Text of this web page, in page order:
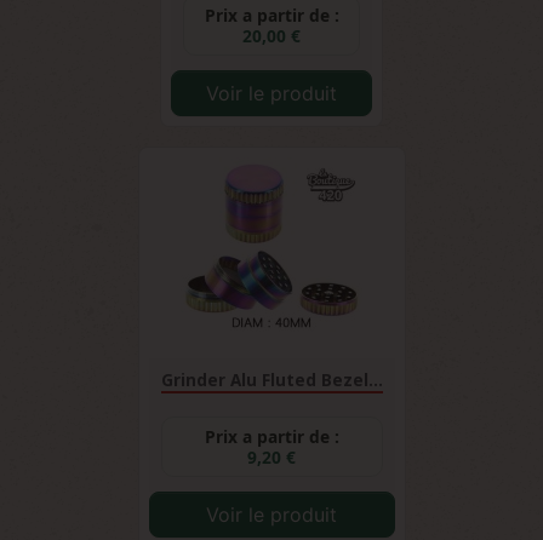
Prix a partir de :
20,00 €
Voir le produit
Grinder Alu Fluted Bezel...
Prix a partir de :
9,20 €
Voir le produit